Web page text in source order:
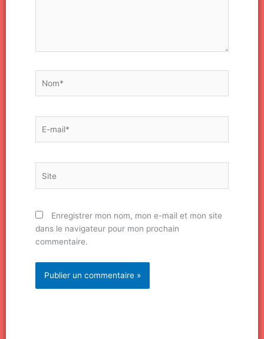
mail*
Enregistrer mon nom, mon e-mail et mon site
dans le navigateur pour mon prochain
commentaire.